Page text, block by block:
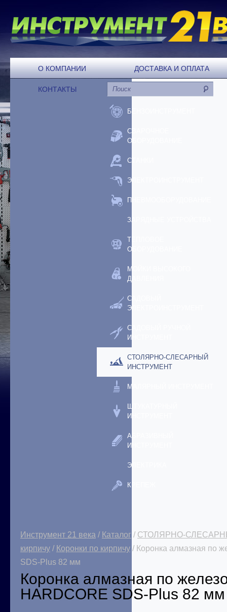
О КОМПАНИИ ДОСТАВКА И ОПЛАТА
КОНТАКТЫ
БЕНЗОИНСТРУМЕНТ
СВАРОЧНОЕ
ОБОРУДОВАНИЕ
СТАНКИ
ЭЛЕКТРОИНСТРУМЕНТ
ПНЕВМООБОРУДОВАНИЕ
ЗАРЯДНЫЕ УСТРОЙСТВА
ТЕПЛОВОЕ
ОБОРУДОВАНИЕ
МОЙКИ ВЫСОКОГО
ДАВЛЕНИЯ
САДОВЫЙ
ЭЛЕКТРОИНСТРУМЕНТ
САДОВЫЙ РУЧНОЙ
ИНСТРУМЕНТ
СТОЛЯРНО-СЛЕСАРНЫЙ
ИНСТРУМЕНТ
МАЛЯРНЫЙ ИНСТРУМЕНТ
ШТУКАТУРНЫЙ
ИНСТРУМЕНТ
АБРАЗИВНЫЙ
ИНСТРУМЕНТ
ЭЛЕКТРИКА
КРЕПЕЖ
Инструмент 21 века / Каталог / СТОЛЯРНО-
кирпичу / Коронки по кирпичу / Коронка алмазная по
SDS-Plus 82 мм
Коронка алмазная по
HARDCORE SDS-Plus 82 мм